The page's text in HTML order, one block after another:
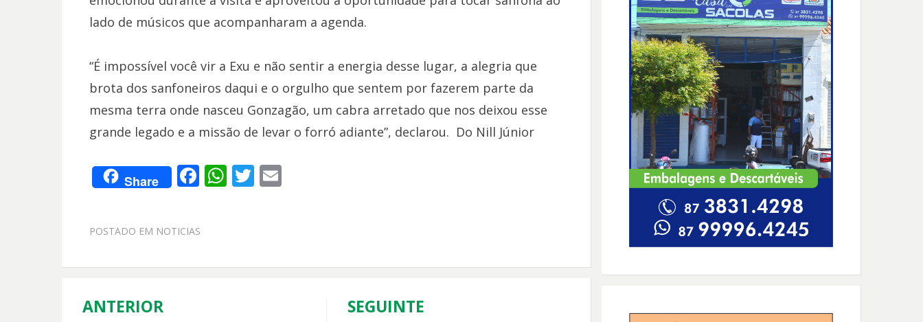
lado de músicos que acompanharam a agenda.
“É impossível você vir a Exu e não sentir a energia desse lugar, a alegria que
brota dos sanfoneiros daqui e o orgulho que sentem por fazerem parte da
mesma terra onde nasceu Gonzagão, um cabra arretado que nos deixou esse
grande legado e a missão de levar o forró adiante”, declarou. Do Nill Júnior
Share F
b
o
W
A
T E
POSTADO EM NOTICIAS
Navegação
ANTERIOR SEGUINTE